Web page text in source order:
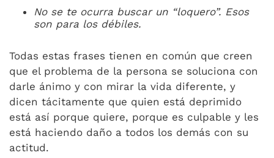
No se te ocurra buscar un “loquero”. Esos
son para los débiles.
Todas estas frases tienen en común que creen
que el problema de la persona se soluciona con
darle ánimo y con mirar la vida diferente, y
dicen tácitamente que quien está deprimido
está así porque quiere, porque es culpable y les
está haciendo daño a todos los demás con su
actitud.